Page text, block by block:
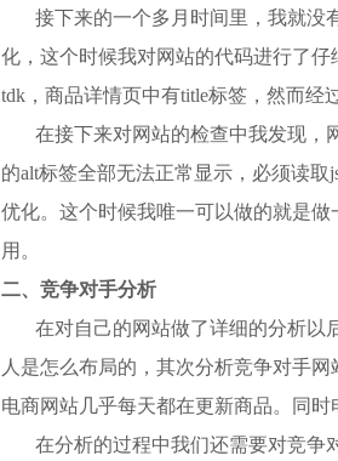
接下来的一个多月时间里，我就没
化，这个时候我对网站的代码进行了
tdk，商品详情页中有title标签，然而经
在接下来对网站的检查中我发现，
的alt标签全部无法正常显示，必须读
优化。 这个时候我唯一可以做的就是
用。
二、竞争对手分析
在对自己的网站做了详细的分析以
人是怎么布局的，其次分析竞争对手
电商网站几乎每天都在更新商品。同时
在分析的过程中我们还需要对竞争